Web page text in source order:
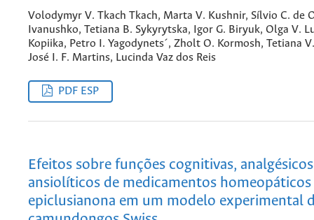
Volodymyr V. Tkach Tkach, Marta V. Kushnir, Sílvio C. de
Ivanushko, Tetiana B. Sykyrytska, Igor G. Biryuk, Olga V.
Kopiika, Petro I. Yagodynets´, Zholt O. Kormosh, Tetiana
José I. F. Martins, Lucinda Vaz dos Reis
PDF ESP
Efeitos sobre funções cognitivas,
ansiolíticos de medicamentos homeopáticos
epiclusianona em um modelo experimental